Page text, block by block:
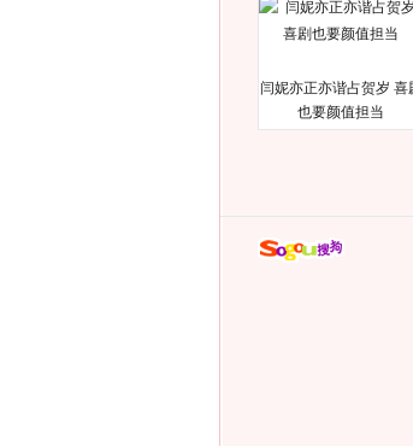
闫妮亦正亦谐占贺岁 喜
也要颜值担当